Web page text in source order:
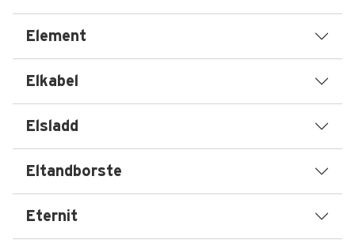
Element
Elkabel
Elsladd
Eltandborste
Eternit